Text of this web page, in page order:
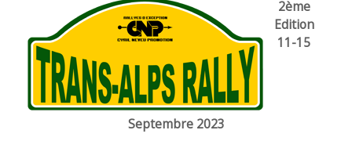
2ème
Edition
11-15
Septembre 2023